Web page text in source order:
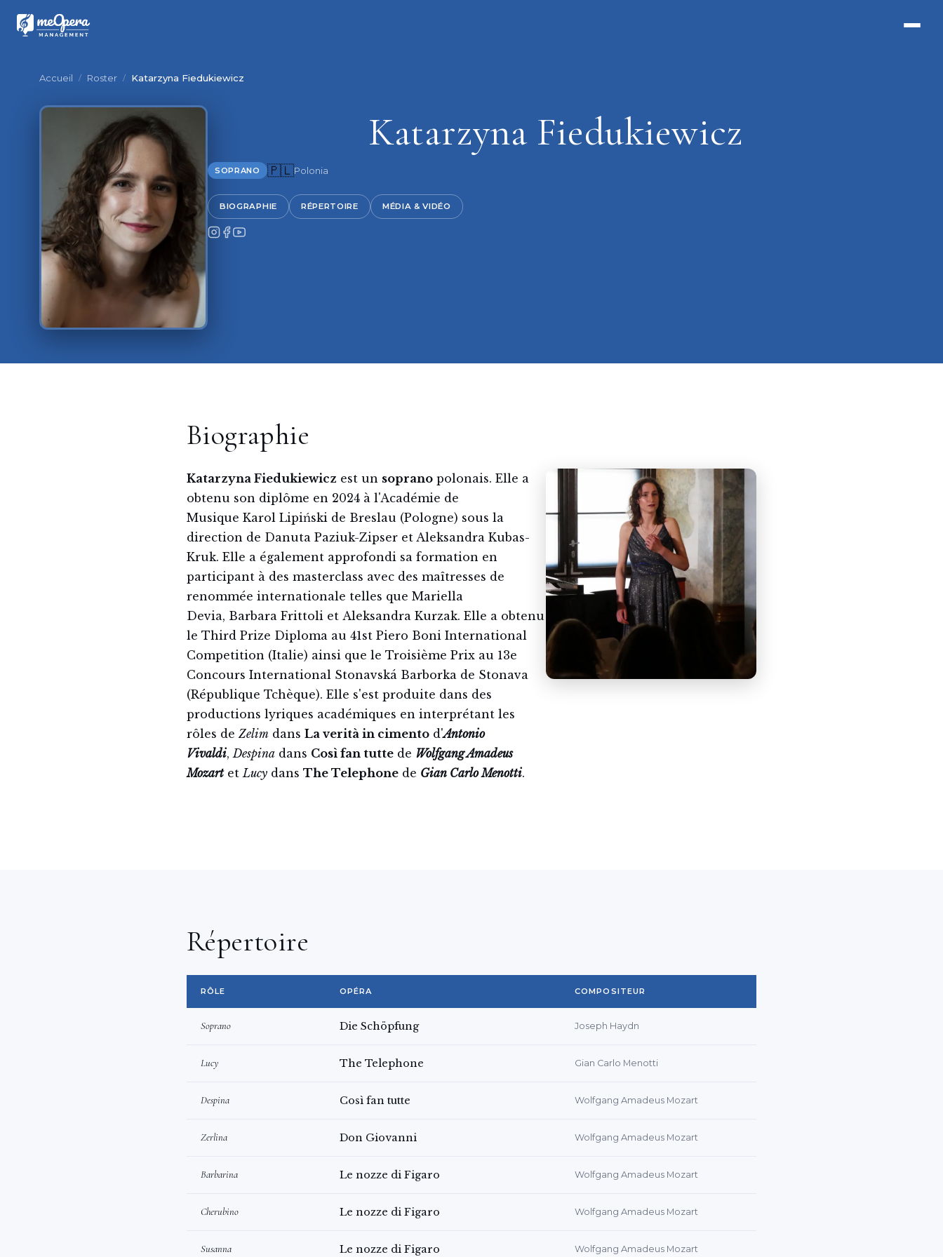
Accueil / Roster / Katarzyna Fiedukiewicz
Katarzyna Fiedukiewicz
SOPRANO 🇵🇱Polonia
BIOGRAPHIE RÉPERTOIRE MÉDIA & VIDÉO
Biographie
Katarzyna Fiedukiewicz est un soprano polonais. Elle a
obtenu son diplôme en 2024 à l'Académie de
Musique Karol Lipiński de Breslau (Pologne) sous la
direction de Danuta Paziuk-Zipser et Aleksandra Kubas-
Kruk. Elle a également approfondi sa formation en
participant à des masterclass avec des maîtresses de
renommée internationale telles que Mariella
Devia, Barbara Frittoli et Aleksandra Kurzak. Elle a obtenu
le Third Prize Diploma au 41st Piero Boni International
Competition (Italie) ainsi que le Troisième Prix au 13e
Concours International Stonavská Barborka de Stonava
(République Tchèque). Elle s'est produite dans des
productions lyriques académiques en interprétant les
rôles de Zelim dans La verità in cimento d'Antonio
Vivaldi,Despina dans Così fan tutte de Wolfgang Amadeus
MozartetLucy dans The Telephone de Gian Carlo Menotti.
Répertoire
RÔLE OPÉRA COMPOSITEUR
Soprano Die Schöpfung Joseph Haydn
Lucy The Telephone Gian Carlo Menotti
Despina Così fan tutte Wolfgang Amadeus Mozart
Zerlina Don Giovanni Wolfgang Amadeus Mozart
Barbarina Le nozze di Figaro Wolfgang Amadeus Mozart
Cherubino Le nozze di Figaro Wolfgang Amadeus Mozart
Susanna Le nozze di Figaro Wolfgang Amadeus Mozart